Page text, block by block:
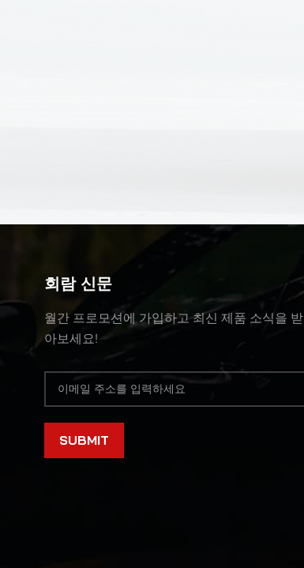
회람 신문
월간 프로모션에 가입하고 최신 제품 소식을 받
아보세요!